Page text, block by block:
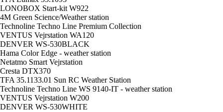
LONOBOX Start-kit W922
4M Green Science/Weather station
Technoline Techno Line Premium Collection
VENTUS Vejrstation WA120
DENVER WS-530BLACK
Hama Color Edge - weather station
Netatmo Smart Vejrstation
Cresta DTX370
TFA 35.1133.01 Sun RC Weather Station
Technoline Techno Line WS 9140-IT - weather station
VENTUS Vejrstation W200
DENVER WS-530WHITE